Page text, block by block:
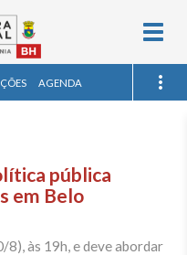
AGENDA
pública
em Belo
às 19h, e deve abordar